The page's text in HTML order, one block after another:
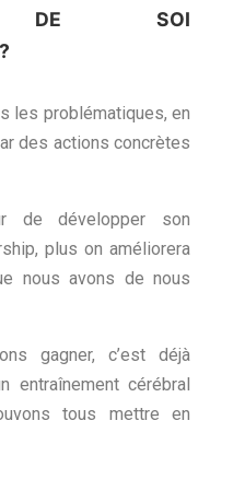
DE SOI
les problématiques, en
des actions concrètes
de développer son
plus on améliorera
nous avons de nous
gagner, c’est déjà
entraînement cérébral
tous mettre en